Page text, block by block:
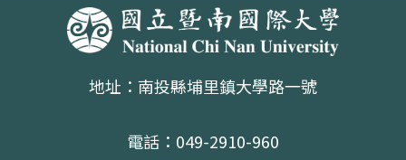
地址：南投縣埔里鎮大學路一號
電話：049-2910-960